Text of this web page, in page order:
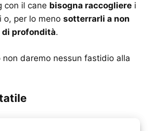
con il cane bisogna raccogliere i
o, per lo meno sotterrarli a non
di profondità.
non daremo nessun fastidio alla